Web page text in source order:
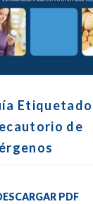
Etiquetado
de
PDF